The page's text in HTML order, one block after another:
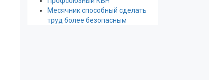
Месячник способный сделать
труд более безопасным